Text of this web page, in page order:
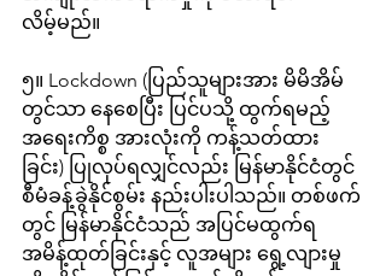
လိမ့်မည်။
၅။ Lockdown (ပြည်သူများအား မိမိအိမ်
တွင်သာ နေစေပြီး ပြင်ပသို့ ထွက်ရမည့်
အရေးကိစ္စ အားလုံးကို ကန့်သတ်ထား
ခြင်း) ပြုလုပ်ရလျှင်လည်း မြန်မာနိုင်ငံတွင်
စီမံခန့်ခွဲနိုင်စွမ်း နည်းပါးပါသည်။ တစ်ဖက်
တွင် မြန်မာနိုင်ငံသည် အပြင်မထွက်ရ
အမိန့်ထုတ်ခြင်းနှင့် လူအများ ရွေ့လျားမှု